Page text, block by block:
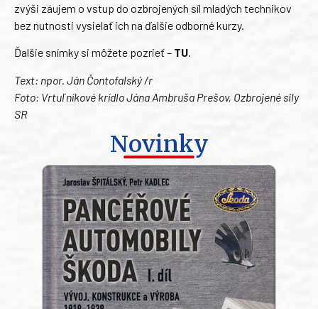
zvýši záujem o vstup do ozbrojených síl mladých technikov
bez nutnosti vysielať ich na ďalšie odborné kurzy.
Ďalšie snímky si môžete pozrieť – TU.
Text: npor. Ján Čontofalský /r
Foto: Vrtuľníkové krídlo Jána Ambruša Prešov, Ozbrojené sily
SR
Novinky